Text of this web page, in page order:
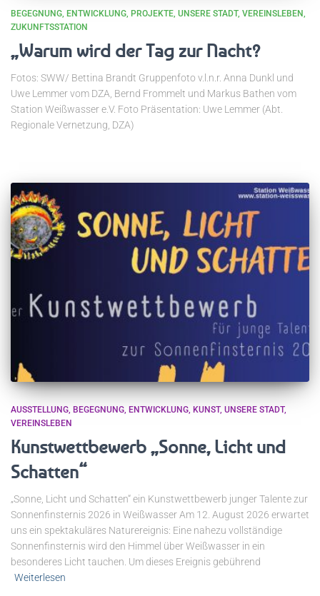
BEGEGNUNG ENTWICKLUNG PROJEKTE UNSERE STADT VEREINSLEBEN
ZUKUNFTSSTATION
„Warum wird der Tag zur Nacht?
Fotos: SWW/ Bettina Brandt Gruppenfoto v.l.n.r. Anna Dunkl und
Uwe Lemmer vom DZA, Bernd Frommelt und Markus Bathen vom
Station Weißwasser e.V. Foto Präsentation: Uwe Lemmer (Abt.
Regionale Vernetzung, DZA)
AUSSTELLUNG BEGEGNUNG ENTWICKLUNG KUNST UNSERE STADT
VEREINSLEBEN
Kunstwettbewerb „Sonne, Licht und
Schatten“
„Sonne, Licht und Schatten“ ein Kunstwettbewerb junger Talente zur
Sonnenfinsternis 2026 in Weißwasser Am 12. August 2026 erwartet
uns ein spektakuläres Naturereignis: Eine nahezu vollständige
Sonnenfinsternis wird den Himmel über Weißwasser in ein
besonderes Licht tauchen. Um dieses Ereignis gebührend
Weiterlesen